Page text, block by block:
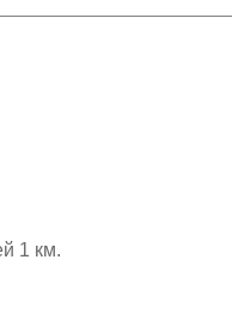
1 км.